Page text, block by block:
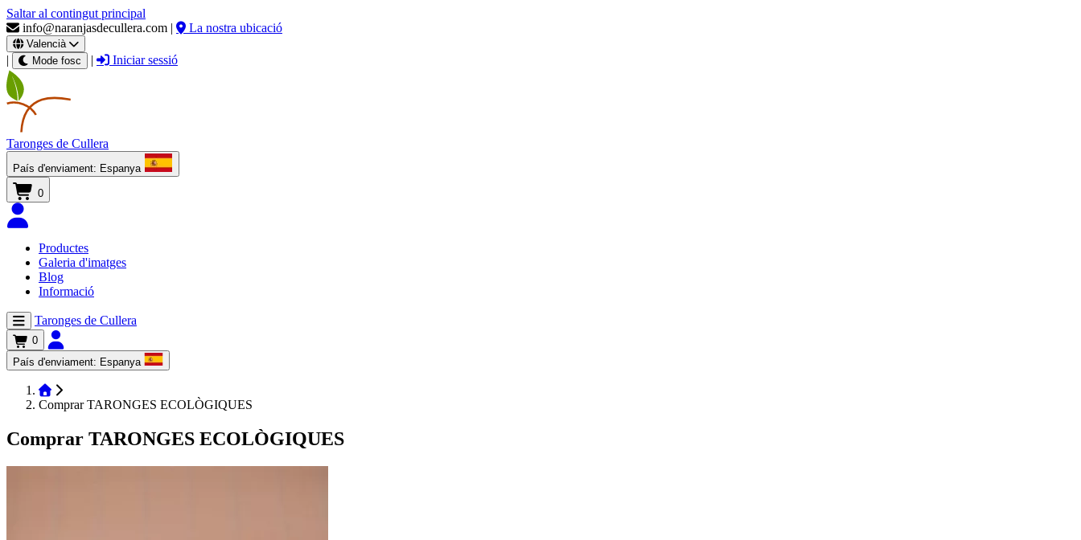
Saltar al contingut principal
info@naranjasdecullera.com | La nostra ubicació
Valencià
| Mode fosc | Iniciar sessió
Taronges de Cullera
País d'enviament: Espanya
0
Productes
Galeria d'imatges
Blog
Informació
Taronges de Cullera
0
País d'enviament: Espanya
Comprar TARONGES ECOLÒGIQUES
Comprar TARONGES ECOLÒGIQUES